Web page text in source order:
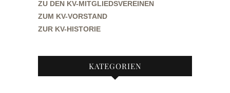
ZU DEN KV-MITGLIEDSVEREINEN
ZUM KV-VORSTAND
ZUR KV-HISTORIE
KATEGORIEN